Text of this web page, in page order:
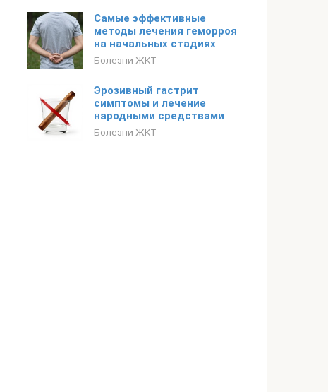
Самые эффективные
методы лечения геморроя
на начальных стадиях
Болезни ЖКТ
Эрозивный гастрит
симптомы и лечение
народными средствами
Болезни ЖКТ